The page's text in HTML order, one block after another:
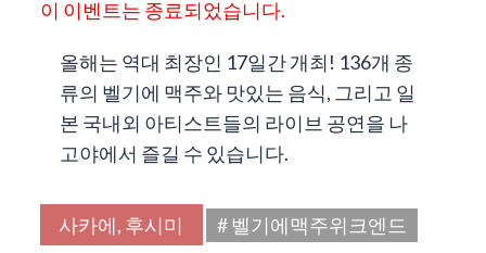
이 이벤트는 종료되었습니다.
올해는 역대 최장인 17일간 개최! 136개 종
류의 벨기에 맥주와 맛있는 음식, 그리고 일
본 국내외 아티스트들의 라이브 공연을 나
고야에서 즐길 수 있습니다.
사카에, 후시미 # 벨기에맥주위크엔드